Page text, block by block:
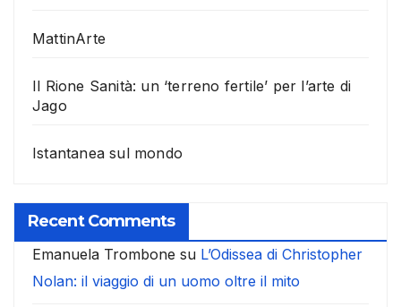
MattinArte
Il Rione Sanità: un ‘terreno fertile’ per l’arte di
Jago
Istantanea sul mondo
Recent Comments
Emanuela Trombone su L’Odissea di Christopher
Nolan: il viaggio di un uomo oltre il mito